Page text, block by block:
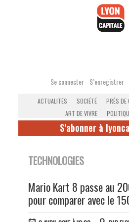
Se connecter S’enregistrer
ACTUALITÉS SOCIÉTÉ PRÈS DE
ART DE VIVRE
S'abonner à
TECHNOLOGIES
Mario Kart 8 passe au
pour comparer avec le